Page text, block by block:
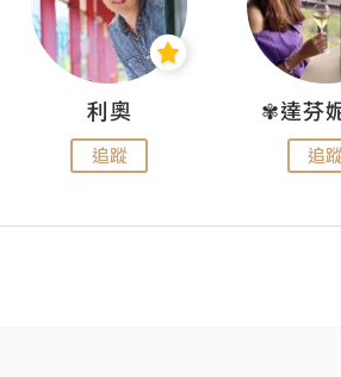
利奧
追蹤 追